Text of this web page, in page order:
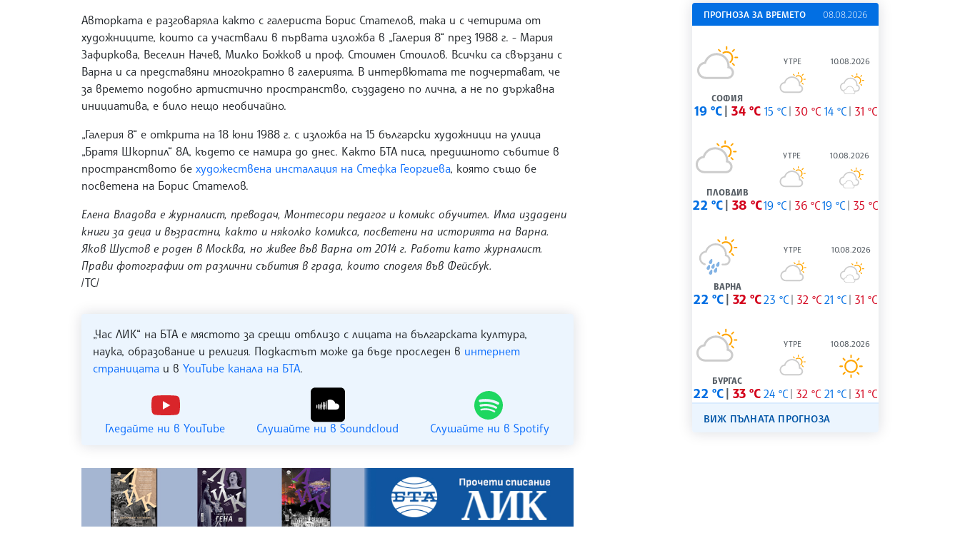
Авторката е разговаряла както с галериста Борис Стателов, така и с четирима от
художниците, които са участвали в първата изложба в „Галерия 8“ през 1988 г. - Мария
Зафиркова, Веселин Начев, Милко Божков и проф. Стоимен Стоилов. Всички са свързани с
Варна и са представяни многократно в галерията. В интервютата те подчертават, че
за времето подобно артистично пространство, създадено по лична, а не по държавна
инициатива, е било нещо необичайно.
„Галерия 8“ е открита на 18 юни 1988 г. с изложба на 15 български художници на улица
„Братя Шкорпил“ 8А, където се намира до днес. Както БТА писа, предишното събитие в
пространството бе художествена инсталация на Стефка Георгиева, която също бе
посветена на Борис Стателов.
Елена Владова е журналист, преводач, Монтесори педагог и комикс обучител. Има издадени
книги за деца и възрастни, както и няколко комикса, посветени на историята на Варна.
Яков Шустов е роден в Москва, но живее във Варна от 2014 г. Работи като журналист.
Прави фотографии от различни събития в града, които споделя във Фейсбук.
/ТС/
„Час ЛИК“ на БТА е мястото за срещи отблизо с лицата на българската култура,
наука, образование и религия. Подкастът може да бъде проследен в интернет
страницата и в YouTube канала на БТА.
Гледайте ни в YouTube Слушайте ни в Soundcloud Слушайте ни в Spotify
ПРОГНОЗА ЗА ВРЕМЕТО 08.08.2026
СОФИЯ
19 °C 34 °C
УТРЕ
15 °C 30 °C
10.08.2026
14 °C 31 °C
ПЛОВДИВ
22 °C 38 °C
УТРЕ
19 °C 36 °C
10.08.2026
19 °C 35 °C
ВАРНА
22 °C 32 °C
УТРЕ
23 °C 32 °C
10.08.2026
21 °C 31 °C
БУРГАС
22 °C 33 °C
УТРЕ
24 °C 32 °C
10.08.2026
21 °C 31 °C
ВИЖ ПЪЛНАТА ПРОГНОЗА